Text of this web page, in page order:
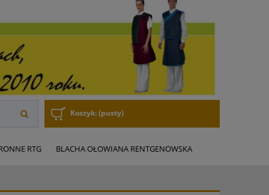
Koszyk:(pusty)
RTG BLACHA OŁOWIANA RENTGENOWSKA